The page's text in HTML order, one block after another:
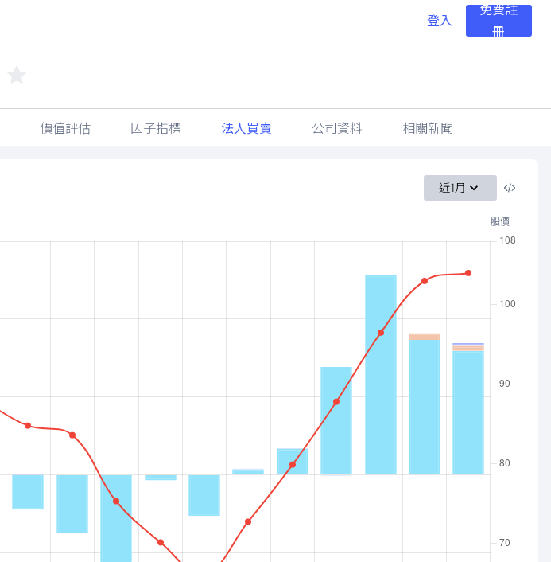
登入
免費註
冊
價值評估 因子指標 法人買賣 公司資料 相關新聞
近1月